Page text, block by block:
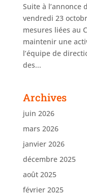
Suite à l’annonce
vendredi 23
mesures liées au
maintenir une
l’équipe de
des...
Archives
juin 2026
mars 2026
janvier 2026
décembre 2025
août 2025
février 2025